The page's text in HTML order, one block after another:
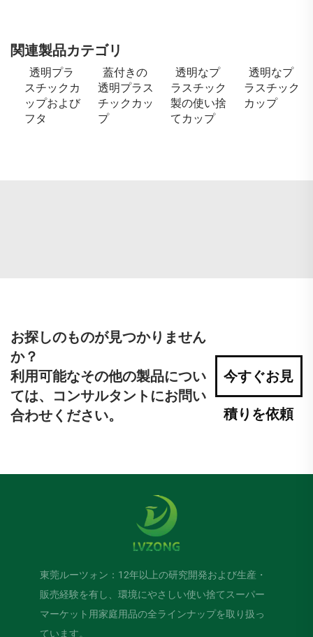
関連製品カテゴリ
透明プラ
スチックカ
ップおよび
フタ
蓋付きの
透明プラス
チックカッ
プ
透明なプ
ラスチック
製の使い捨
てカップ
透明なプ
ラスチック
カップ
お探しのものが見つかりません
か？
利用可能なその他の製品につい
ては、コンサルタントにお問い
合わせください。
今すぐお見
積りを依頼
東莞ルーツォン：12年以上の研究開発および生産・
販売経験を有し、環境にやさしい使い捨てスーパー
マーケット用家庭用品の全ラインナップを取り扱っ
ています。